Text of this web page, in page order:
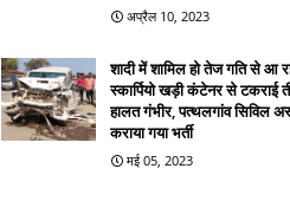
अप्रैल 10, 2023
शादी में शामिल हो तेज गति से आ
स्कार्पियो खड़ी कंटेनर से टकराई
हालत गंभीर, पत्थलगांव सिविल
कराया गया भर्ती
मई 05, 2023